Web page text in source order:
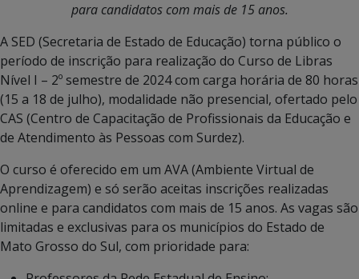
para candidatos com mais de 15 anos.
A SED (Secretaria de Estado de Educação) torna público o
período de inscrição para realização do Curso de Libras
Nível I – 2º semestre de 2024 com carga horária de 80 horas
(15 a 18 de julho), modalidade não presencial, ofertado pelo
CAS (Centro de Capacitação de Profissionais da Educação e
de Atendimento às Pessoas com Surdez).
O curso é oferecido em um AVA (Ambiente Virtual de
Aprendizagem) e só serão aceitas inscrições realizadas
online e para candidatos com mais de 15 anos. As vagas são
limitadas e exclusivas para os municípios do Estado de
Mato Grosso do Sul, com prioridade para: